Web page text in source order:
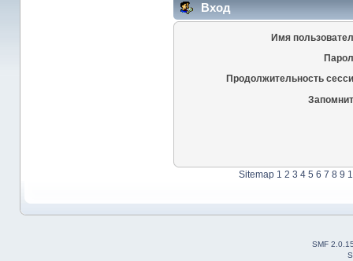
Вход
Имя
Продолжительность
Sitemap 1 2 3 4 5 6 7 8 9
SMF